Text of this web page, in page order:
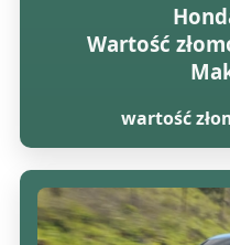
Wartość
wartość